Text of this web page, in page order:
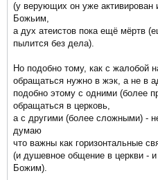
(у верующих он уже активирован
Божьим,
а дух атеистов пока ещё мёртв
пылится без дела).
Но подобно тому, как с жалобой
обращаться нужно в жэк, а не в
подобно этому с одними (более
обращаться в церковь,
а с другими (более сложными) -
думаю
что важны как горизонтальные
(и душевное общение в церкви -
Божим).